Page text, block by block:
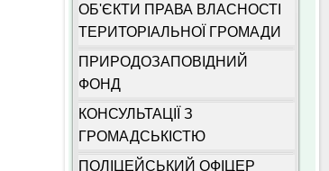
ОБ'ЄКТИ ПРАВА ВЛАСНОСТІ
ТЕРИТОРІАЛЬНОЇ ГРОМАДИ
ПРИРОДОЗАПОВІДНИЙ
ФОНД
КОНСУЛЬТАЦІЇ З
ГРОМАДСЬКІСТЮ
ПОЛІЦЕЙСЬКИЙ ОФІЦЕР